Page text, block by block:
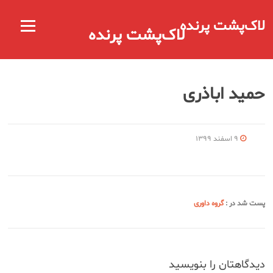
لاک‌پشت پرنده فهرست لاک‌پشت پرنده
حمید اباذری
۹ اسفند ۱۳۹۹
پست شد در :گروه داوری
دیدگاهتان را بنویسید